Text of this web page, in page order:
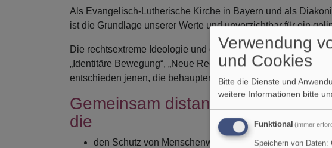
Als Evangelisch-Lutherische Kirche in Bayern und als
ist die Grundlage unserer Werte und unverzichtbar für ein
Die rechtsextreme Ideologie und das antidemokratische
„Identitäre Bewegung“, „Neue Rechte“, „Reichsbürger“,
entschieden jenen, die behaupten, Christsein und
Gemeinsam distanzieren wir uns
die
den Schutz von Menschenwürde und Grundrechten
Verwendung
und Cookies
Bitte die Dienste und
weitere Informationen bitte
Funktional (immer
Speichern von